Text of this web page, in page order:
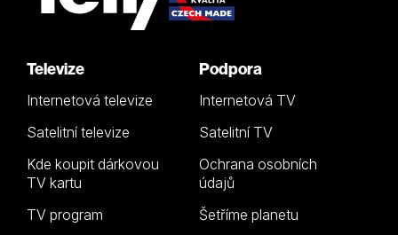
Televize
Internetová televize
Satelitní televize
Kde koupit dárkovou
TV kartu
TV program
Podpora
Internetová TV
Satelitní TV
Ochrana osobních
údajů
Šetříme planetu